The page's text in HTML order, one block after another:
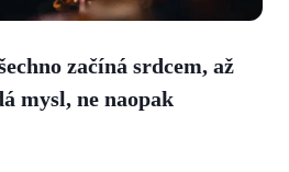
začíná srdcem, až
mysl, ne naopak